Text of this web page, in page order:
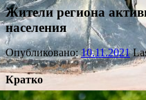
Жители региона
населения
Опубликовано:10.11.2021
Кратко